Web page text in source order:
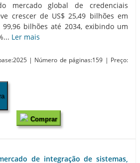
mercado global de credenciais
crescer de US$ 25,49 bilhões em
99,96 bilhões até 2034, exibindo um
Ler mais
| Número de páginas:159 | Preço:
Comprar
de integração de sistemas,